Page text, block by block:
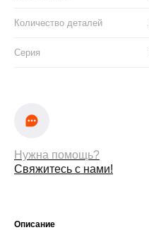
Количество деталей
Серия
Нужна помощь?
Свяжитесь с нами!
Описание